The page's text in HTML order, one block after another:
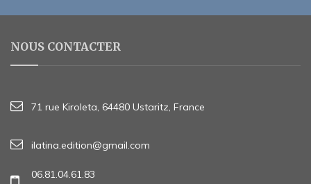
NOUS CONTACTER
71 rue Kiroleta, 64480 Ustaritz, France
ilatina.edition@gmail.com
06.81.04.61.83